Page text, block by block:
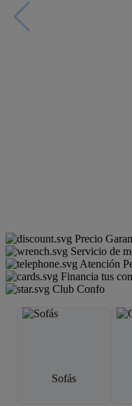
Precio
Servicio de
Atención
Financia tus
Club Confo
Sofás